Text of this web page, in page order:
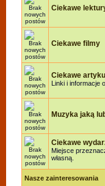
Ciekawe
Ciekawe filmy
Ciekawe
Linki i informacje
Muzyka jaką
Ciekawe
Miejsce
własną.
Nasze zainteresowania